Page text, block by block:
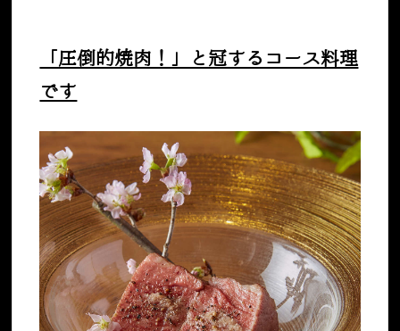
「圧倒的焼肉！」と冠するコース料理
です